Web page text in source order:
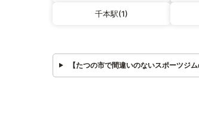
千本駅(1)
【たつの市で間違いのないスポーツジム